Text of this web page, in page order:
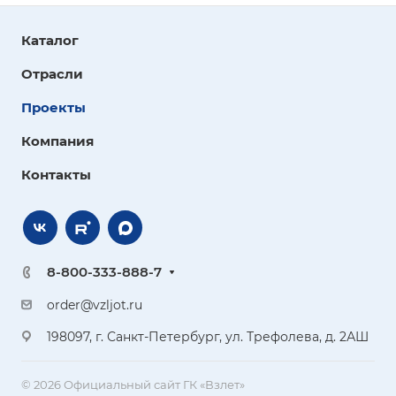
Каталог
Отрасли
Проекты
Компания
Контакты
8-800-333-888-7
order@vzljot.ru
198097, г. Санкт-Петербург, ул. Трефолева, д. 2АШ
© 2026 Официальный сайт ГК «Взлет»